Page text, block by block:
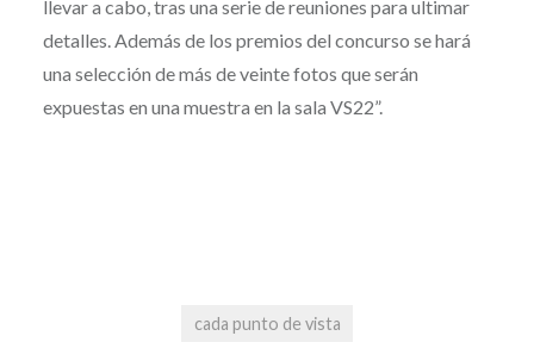
llevar a cabo, tras una serie de reuniones para ultimar
detalles. Además de los premios del concurso se hará
una selección de más de veinte fotos que serán
expuestas en una muestra en la sala VS22”.
cada punto de vista